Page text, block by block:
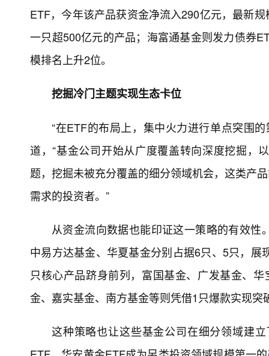
ETF，今年该产品获资金净流入290亿元，最新
一只超500亿元的产品；海富通基金则发力债券
模排名上升2位。
挖掘冷门主题实现生态卡位
“在ETF的布局上，集中火力进行单点突围
道，“基金公司开始从广度覆盖转向深度挖掘，
题，挖掘未被充分覆盖的细分领域机会，这类产
需求的投资者。”
从资金流向数据也能印证这一策略的有效
中易方达基金、华夏基金分别占据6只、5只，
只核心产品跻身前列，富国基金、广发基金、
金、嘉实基金、南方基金等则凭借1只爆款实现突
这种策略也让这些基金公司在细分领域建